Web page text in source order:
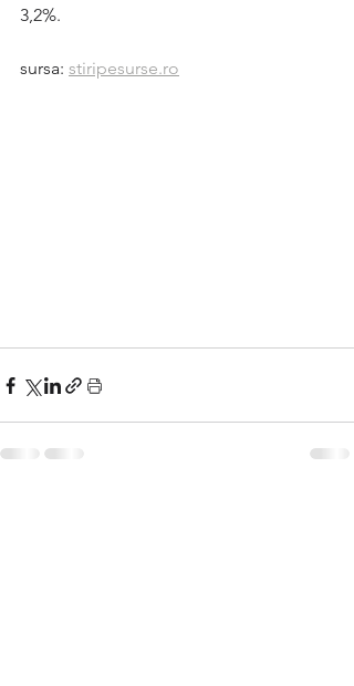
3,2%.
sursa: stiripesurse.ro